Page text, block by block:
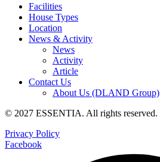
Facilities
House Types
Location
News & Activity
News
Activity
Article
Contact Us
About Us (DLAND Group)
© 2027 ESSENTIA. All rights reserved.
Privacy Policy
Facebook